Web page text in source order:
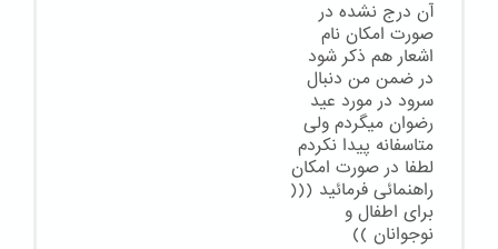
آن درج نشده در
صورت امکان نام
اشعار هم ذکر شود
در ضمن من دنبال
سرود در مورد عید
رضوان میگردم ولی
متاسفانه پیدا نکردم
لطفا در صورت امکان
راهنمائی فرمائید (((
برای اطفال و
نوجوانان ))